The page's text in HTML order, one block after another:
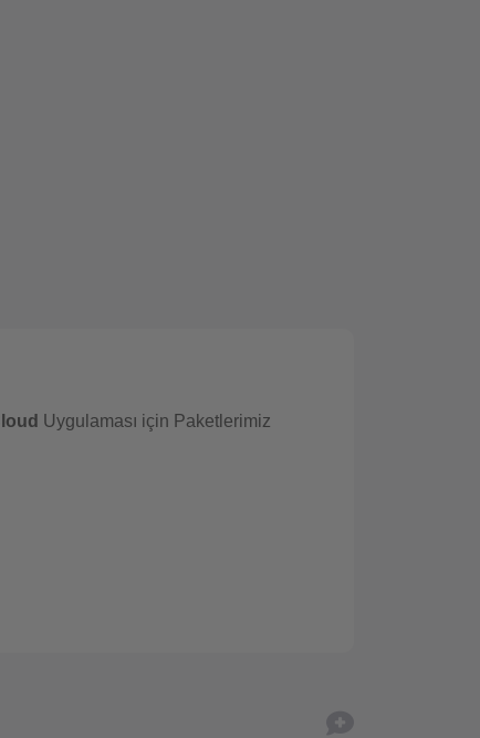
Uygulaması için Paketlerimiz